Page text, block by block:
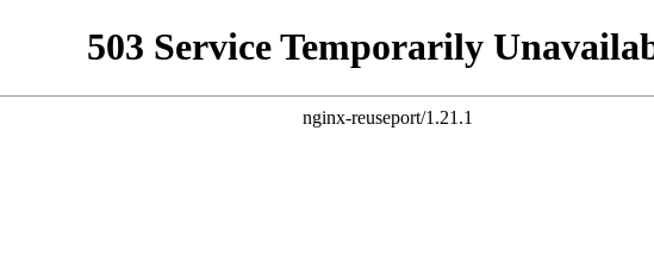
503 Service Temporarily
nginx-reuseport/1.21.1